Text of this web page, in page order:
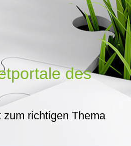
des
zum richtigen Thema